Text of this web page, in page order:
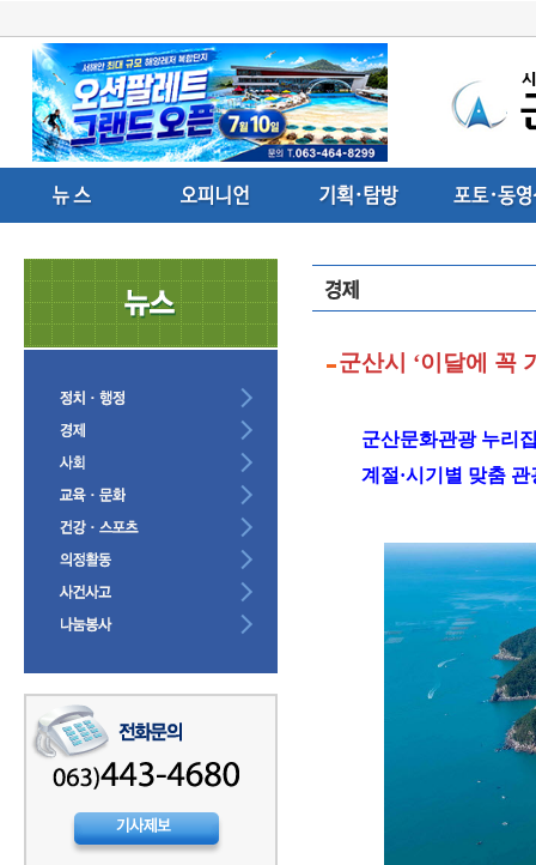
군산시 ‘이달에 꼭
군산문화관광 누리
계절·시기별 맞춤